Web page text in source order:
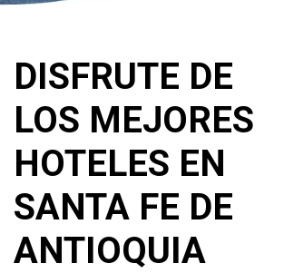
DISFRUTE DE
LOS MEJORES
HOTELES EN
SANTA FE DE
ANTIOQUIA